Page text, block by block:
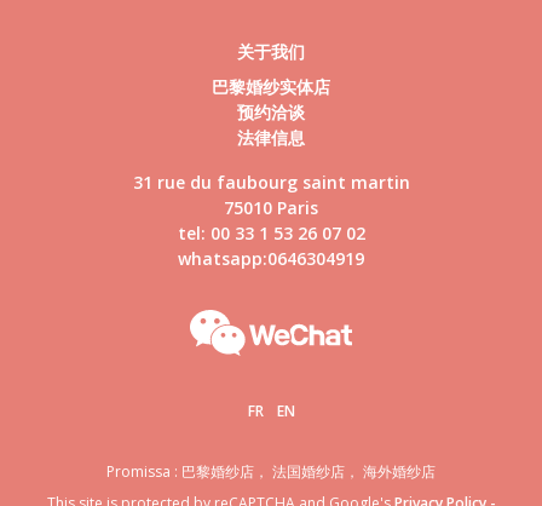
关于我们
巴黎婚纱实体店
预约洽谈
法律信息
31 rue du faubourg saint martin
75010 Paris
tel: 00 33 1 53 26 07 02
whatsapp:0646304919
FR EN
Promissa : 巴黎婚纱店， 法国婚纱店， 海外婚纱店